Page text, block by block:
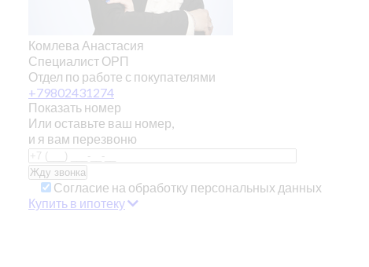
Комлева Анастасия
Специалист ОРП
Отдел по работе с покупателями
+79802431274
Показать номер
Или оставьте ваш номер,
и я вам перезвоню
Согласие на обработку персональных данных
Купить в ипотеку